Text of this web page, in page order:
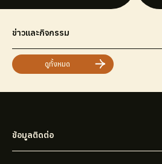
ข่าวและกิจกรรม
ดูทั้งหมด
ข้อมูลติดต่อ